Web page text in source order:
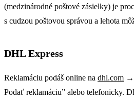
(medzinárodné poštové zásielky) je
s cudzou poštovou správou a lehota
DHL Express
Reklamáciu podáš online na dhl.com →
Podať reklamáciu” alebo telefonicky.